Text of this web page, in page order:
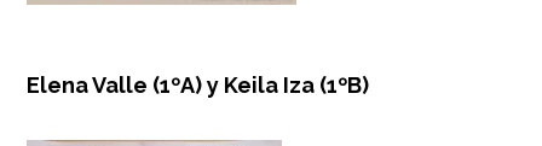
Elena Valle (1ºA) y Keila Iza (1ºB)